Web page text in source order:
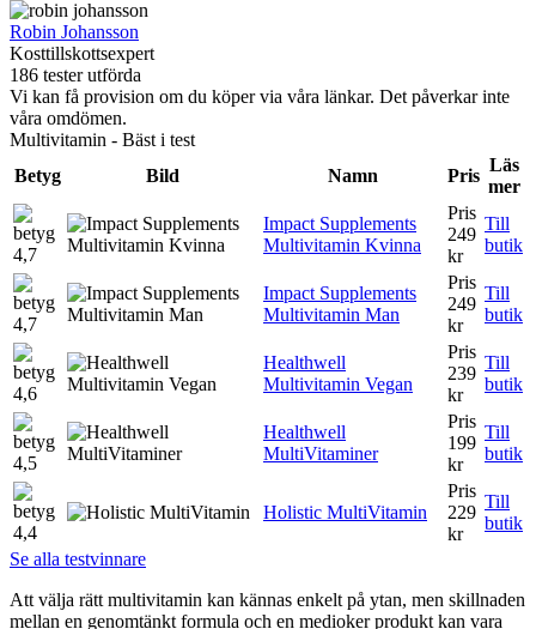
Robin Johansson
Kosttillskottsexpert
186 tester utförda
Vi kan få provision om du köper via våra länkar. Det påverkar inte
våra omdömen.
Multivitamin - Bäst i test
Betyg
Bild Namn Pris
Läs
mer
4,7
Impact Supplements
Multivitamin Kvinna
Pris
249
kr
Till
butik
4,7
Impact Supplements
Multivitamin Man
Pris
249
kr
Till
butik
4,6
Healthwell
Multivitamin Vegan
Pris
239
kr
Till
butik
4,5
Healthwell
MultiVitaminer
Pris
199
kr
Till
butik
4,4
Holistic MultiVitamin
Pris
229
kr
Till
butik
Se alla testvinnare
Att välja rätt multivitamin kan kännas enkelt på ytan, men skillnaden
mellan en genomtänkt formula och en medioker produkt kan vara